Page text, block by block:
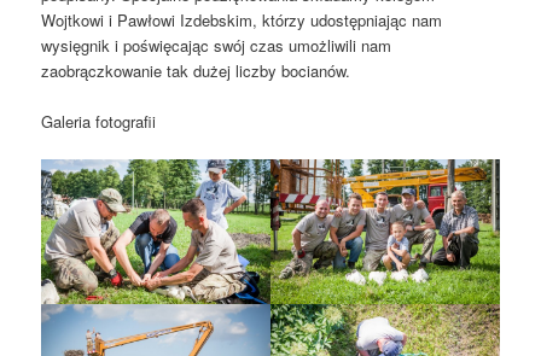
Wojtkowi i Pawłowi Izdebskim, którzy udostępniając nam
wysięgnik i poświęcając swój czas umożliwili nam
zaobrączkowanie tak dużej liczby bocianów.
Galeria fotografii